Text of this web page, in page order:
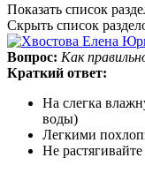
Показать список
Скрыть список
Вопрос: Как
Краткий ответ:
На слегка
воды)
Легкими
Не